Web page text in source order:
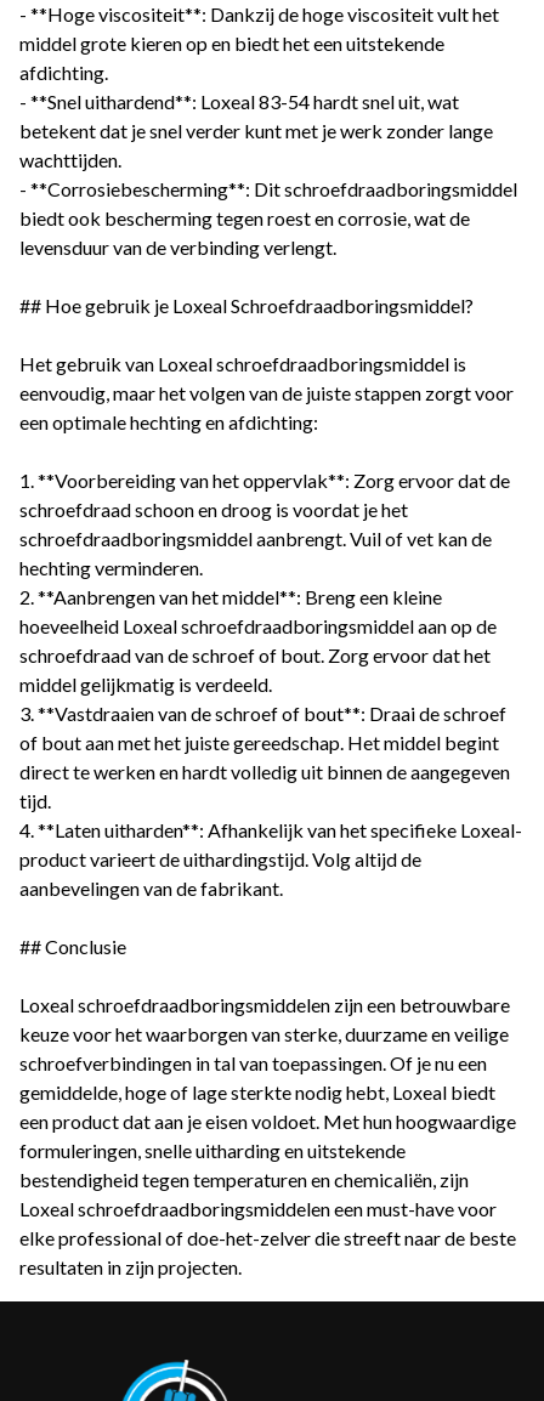
- **Hoge viscositeit**: Dankzij de hoge viscositeit vult het
middel grote kieren op en biedt het een uitstekende
afdichting.
- **Snel uithardend**: Loxeal 83-54 hardt snel uit, wat
betekent dat je snel verder kunt met je werk zonder lange
wachttijden.
- **Corrosiebescherming**: Dit schroefdraadboringsmiddel
biedt ook bescherming tegen roest en corrosie, wat de
levensduur van de verbinding verlengt.
## Hoe gebruik je Loxeal Schroefdraadboringsmiddel?
Het gebruik van Loxeal schroefdraadboringsmiddel is
eenvoudig, maar het volgen van de juiste stappen zorgt voor
een optimale hechting en afdichting:
1. **Voorbereiding van het oppervlak**: Zorg ervoor dat de
schroefdraad schoon en droog is voordat je het
schroefdraadboringsmiddel aanbrengt. Vuil of vet kan de
hechting verminderen.
2. **Aanbrengen van het middel**: Breng een kleine
hoeveelheid Loxeal schroefdraadboringsmiddel aan op de
schroefdraad van de schroef of bout. Zorg ervoor dat het
middel gelijkmatig is verdeeld.
3. **Vastdraaien van de schroef of bout**: Draai de schroef
of bout aan met het juiste gereedschap. Het middel begint
direct te werken en hardt volledig uit binnen de aangegeven
tijd.
4. **Laten uitharden**: Afhankelijk van het specifieke Loxeal-
product varieert de uithardingstijd. Volg altijd de
aanbevelingen van de fabrikant.
## Conclusie
Loxeal schroefdraadboringsmiddelen zijn een betrouwbare
keuze voor het waarborgen van sterke, duurzame en veilige
schroefverbindingen in tal van toepassingen. Of je nu een
gemiddelde, hoge of lage sterkte nodig hebt, Loxeal biedt
een product dat aan je eisen voldoet. Met hun hoogwaardige
formuleringen, snelle uitharding en uitstekende
bestendigheid tegen temperaturen en chemicaliën, zijn
Loxeal schroefdraadboringsmiddelen een must-have voor
elke professional of doe-het-zelver die streeft naar de beste
resultaten in zijn projecten.